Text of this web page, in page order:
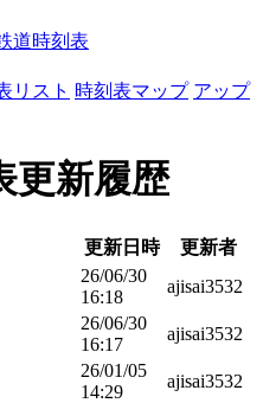
道時刻表
リスト 時刻表マップ アップ
更新履歴
更新日時
更新者
26/06/30
16:18
ajisai3532
26/06/30
16:17
ajisai3532
26/01/05
14:29
ajisai3532